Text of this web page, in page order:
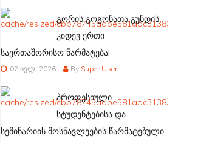
გორის გოგონათა გუნდის
კიდევ ერთი
საერთაშორისო წარმატება!
02 ივლ, 2026 By Super User
პროფესიული
სტუდენტებისა და
სემინარიის მოსწავლეების წარმატებული